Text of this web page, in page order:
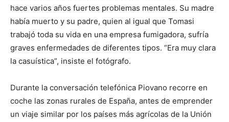
hace varios años fuertes problemas mentales. Su madre
había muerto y su padre, quien al igual que Tomasi
trabajó toda su vida en una empresa fumigadora, sufría
graves enfermedades de diferentes tipos. “Era muy clara
la casuística”, insiste el fotógrafo.
Durante la conversación telefónica Piovano recorre en
coche las zonas rurales de España, antes de emprender
un viaje similar por los países más agrícolas de la Unión